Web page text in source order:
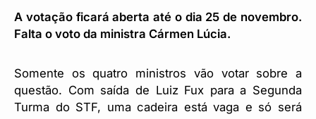
A votação ficará aberta até o dia 25 de novembro.
Falta o voto da ministra Cármen Lúcia.
Somente os quatro ministros vão votar sobre a
questão. Com saída de Luiz Fux para a Segunda
Turma do STF, uma cadeira está vaga e só será